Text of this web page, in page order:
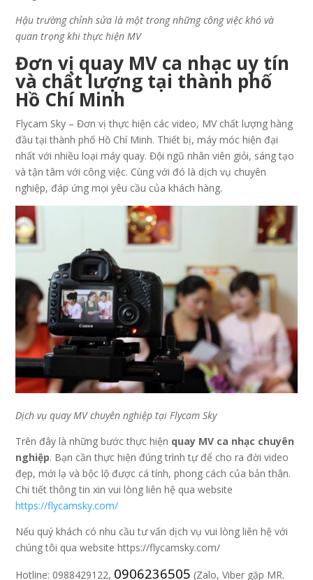
Hậu trường chỉnh sửa là một trong những công việc khó và
quan trọng khi thực hiện MV
Đơn vị quay MV ca nhạc uy tín
và chất lượng tại thành phố
Hồ Chí Minh
Flycam Sky – Đơn vị thực hiện các video, MV chất lượng hàng
đầu tại thành phố Hồ Chí Minh. Thiết bị, máy móc hiện đại
nhất với nhiều loại máy quay. Đội ngũ nhân viên giỏi, sáng tạo
và tận tâm với công việc. Cùng với đó là dịch vụ chuyên
nghiệp, đáp ứng mọi yêu cầu của khách hàng.
Dịch vụ quay MV chuyên nghiệp tại Flycam Sky
Trên đây là những bước thực hiện quay MV ca nhạc chuyên
nghiệp. Bạn cần thực hiện đúng trình tự để cho ra đời video
đẹp, mới lạ và bộc lộ được cá tính, phong cách của bản thân.
Chi tiết thông tin xin vui lòng liên hệ qua website
https://flycamsky.com/
Nếu quý khách có nhu cầu tư vấn dịch vụ vui lòng liên hệ với
chúng tôi qua website https://flycamsky.com/
Hotline: 0988429122, 0906236505 (Zalo, Viber gặp MR.